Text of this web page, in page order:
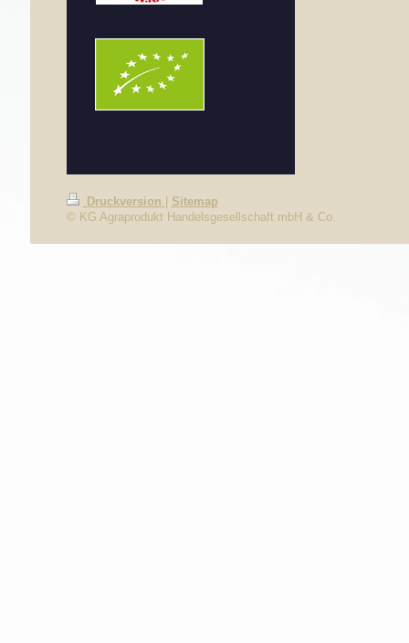
Druckversion
Sitemap
© KG Agraprodukt Handelsgesellschaft mbH & Co.